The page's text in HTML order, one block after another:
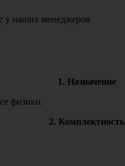
у наших менеджеров
1. Назначение
физики.
2. Комплектность